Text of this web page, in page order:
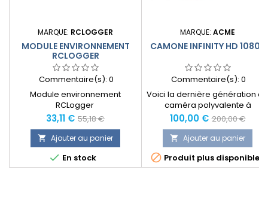
MARQUE: RCLOGGER
MODULE ENVIRONNEMENT
RCLOGGER
Commentaire(s): 0
Module environnement
RCLogger
Prix
33,11 € Prix
normal
55,18 €
 Ajouter au panier
 En stock
MARQUE: ACME
CAMONE INFINITY HD 1080P
Commentaire(s): 0
Voici la dernière génération de
caméra polyvalente à
l'utilisation ultra simple : La
CamOne Infinity. Avec un poids
de seulement 88 grammes,
c'est un concentré de
technologie qui allie
autonomie et performance
Prix
100,00 € Prix
normal
200,00 €
 Ajouter au panier
 Produit plus disponible